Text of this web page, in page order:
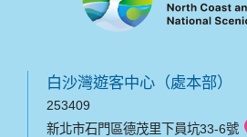
白沙灣遊客中心（處本部）
253409
新北市石門區德茂里下員坑33-6號